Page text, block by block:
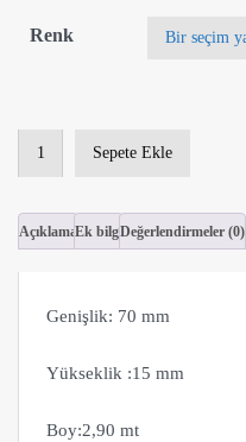
Renk
69A
adet
Sepete Ekle
AçıklamaEk bilgiDeğerlendirmeler (0)
Genişlik: 70 mm
Yükseklik :15 mm
Boy:2,90 mt